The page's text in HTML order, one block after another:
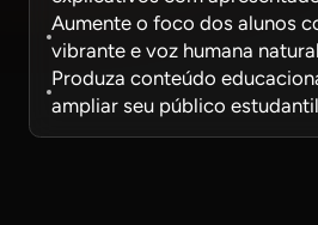
Aumente o foco dos alunos
vibrante e voz humana
Produza conteúdo
ampliar seu público